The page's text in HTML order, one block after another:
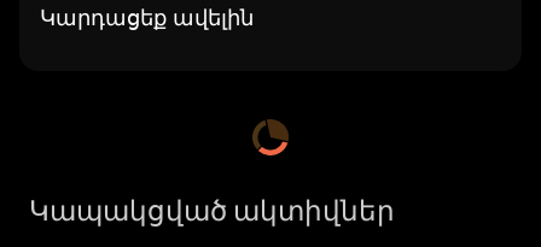
pools or lending them out to other users.
minimal fees. The platform also features a
can use to vote on protocol changes.
Կարդացեք ավելին
Կապակցված ակտիվներ